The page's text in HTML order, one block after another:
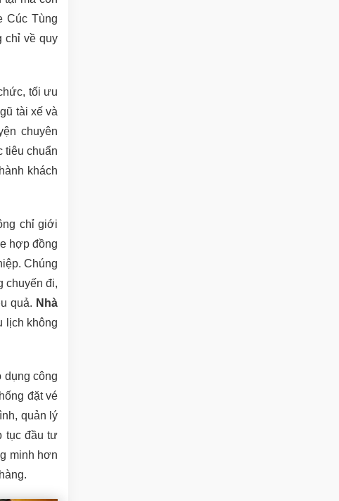
Cúc Tùng
chỉ về quy
tối ưu
tài xế và
chuyên
tiêu chuẩn
khách
chỉ giới
hợp đồng
Chúng
chuyến đi,
quả. Nhà
lịch không
dụng công
đặt vé
quản lý
tục đầu tư
minh hơn